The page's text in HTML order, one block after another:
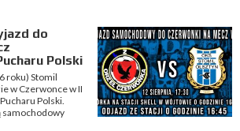
do
Polski
roku) Stomil
w Czerwonce w II
Polski.
samochodowy